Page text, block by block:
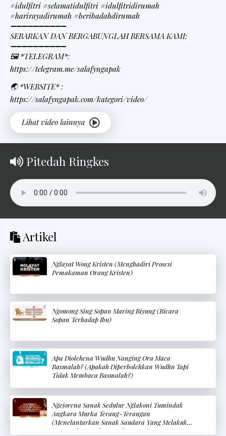
#idulfitri #selamatidulfitri #idulfitridirumah
#harirayadirumah #beribadahdirumah
➖➖➖➖➖➖➖➖➖➖
SEBARKAN DAN BERGABUNGLAH BERSAMA KAMI:
➖➖➖➖➖➖➖➖➖➖
🖼 *TELEGRAM*:
https://telegram.me/salafyngapak
🌏 *WEBSITE* :
https://salafyngapak.com/kategori/video/
Pitedah Ringkes
Artikel
Nglayat Wong Kristen (Menghadiri Prosesi
Pemakaman Orang Kristen)
Ngomong Sing Sopan Maring Biyung (Bicara
Sopan Terhadap Ibu)
Apa Diolehena Wudhu Nanging Ora Maca
Basmalah? (Apakah Diperbolehkan Wudhu Tapi
Tidak Membaca Basmalah?)
Ngejorena Sanak Sedulur Nglakoni Tumindak
Angkara Murka Terang-Terangan
(Menelantarkan Sanak Saudara Yang Melakukan
Kemungkaran Terang-Terangan)